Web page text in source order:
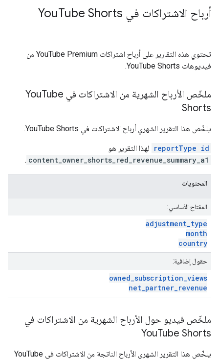
أرباح الاشتراكات في You Tube Shorts
تحتوي هذه التقارير على أرباح اشتراكات YouTube Premium من
فيديوهات YouTube Shorts.
ملخّص الأرباح الشهرية من الاشتراكات في You Tube
Shorts
يلخّص هذا التقرير الشهري أرباح الاشتراكات في YouTube Shorts.
reportType id لهذا التقرير هو
content_owner_shorts_red_revenue_summary_a1
.
المحتويات
المفتاح الأساسي:
adjustment_type
month
country
حقول إضافية:
owned_subscription_views
net_partner_revenue
ملخّص فيديو حول الأرباح الشهرية من الاشتراكات في
YouTube Shorts
يلخّص هذا التقرير الشهري الأرباح الناتجة من الاشتراكات في YouTube